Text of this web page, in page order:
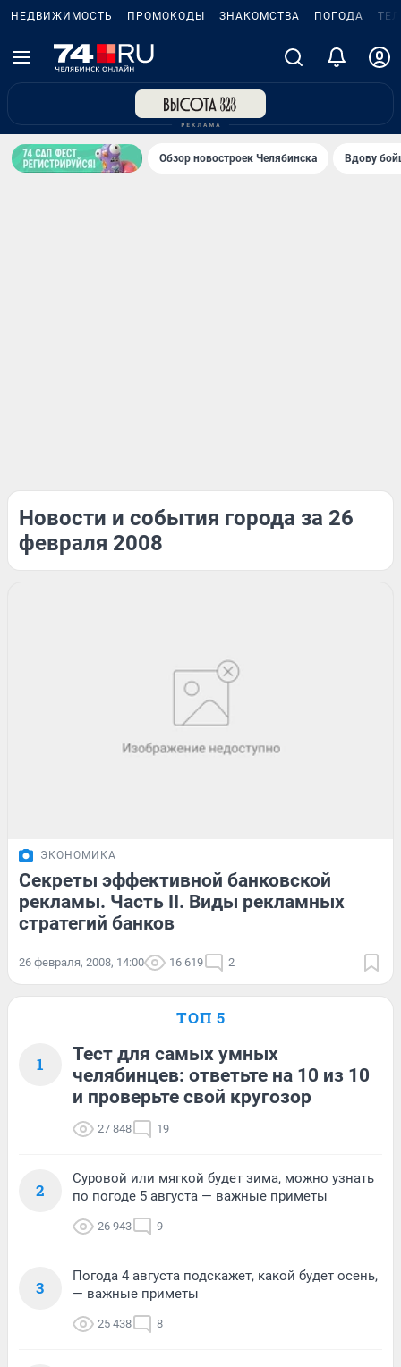
НЕДВИЖИМОСТЬ ПРОМОКОДЫ ЗНАКОМСТВА ПОГОДА
Обзор новостроек Челябинска Вдову
Новости и события города за 26
февраля 2008
ЭКОНОМИКА
Секреты эффективной банковской
рекламы. Часть II. Виды рекламных
стратегий банков
26 февраля, 2008, 14:00 16 619 2
ТОП 5
1
Тест для самых умных
челябинцев: ответьте на 10 из 10
и проверьте свой кругозор
27 848 19
2
Суровой или мягкой будет зима, можно узнать
по погоде 5 августа — важные приметы
26 943 9
3
Погода 4 августа подскажет, какой будет осень,
— важные приметы
25 438 8